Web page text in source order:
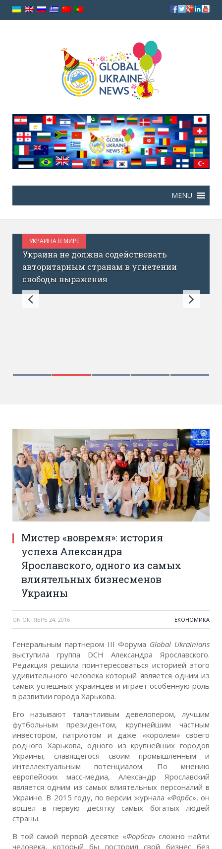
УКРАИНА В МИРЕ
ОКТЯБРЬ 18, 2017
Украина не должна содействовать
авторитарным странам в угнетении
свободы выражения
Мистер «вовремя»: история
успеха Александра
Ярославского, одного из самых
влиятельных бизнесменов
Украины
ON ОКТЯБРЬ 24, 2016 ЕКОНОМИКА
Генеральным партнером III Форума Global Ukrainians
выступила группа DCH Александра Ярославского.
Редакция решила поинтересоваться историей этого
удивительного человека который является одним из
самых успешных украинцев и играет особенную роль
в развитии города Харькова.
Его называют талантливым девелопером, лучшим
футбольным президентом, крупнейшим частным
инвестором, патриотом и даже «королем» своего
родного Харькова, одного из крупнейших городов
Украины, славящегося своим промышленным и
интеллектуальным потенциалом. По мнению
европейских масс-медиа, Александр Ярославский
является одним из самых влиятельных персоналий в
Украине. В 2015 году, по версии журнала «Форбс», он
вошел в первую десятку самых богатых людей
страны.
В той самой первой десятке «Форбса» сложно найти
человека, который бы построил свой бизнес без